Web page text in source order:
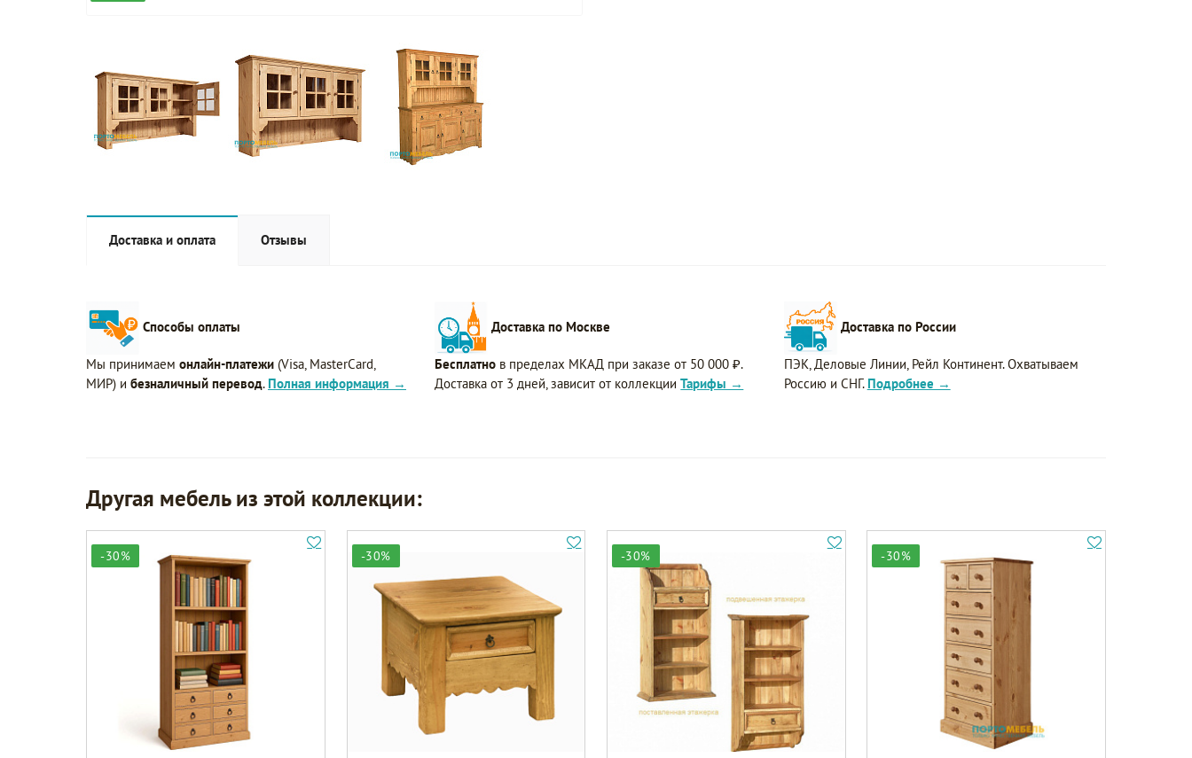
Доставка и оплата Отзывы
Способы оплаты
Мы принимаем онлайн-платежи (Visa, MasterCard,
МИР) и безналичный перевод. Полная информация →
Доставка по Москве
Бесплатно в пределах МКАД при заказе от 50 000 ₽.
Доставка от 3 дней, зависит от коллекцииТарифы →
Доставка по России
ПЭК, Деловые Линии, Рейл Континент. Охватываем
Россию и СНГ. Подробнее →
Другая мебель из этой коллекции:
-30% -30% -30% -30%